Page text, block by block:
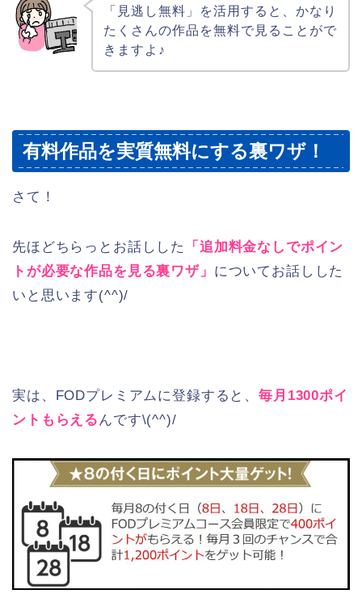
「見逃し無料」を活用すると、かなり
たくさんの作品を無料で見ることがで
きますよ♪
有料作品を実質無料にする裏ワザ！
さて！
先ほどちらっとお話しした
「追加料金なしでポイン
トが必要な作品を見る裏ワザ」 についてお話しした
いと思います(^^)/
実は、FODプレミアムに登録すると、毎月1300ポイ
ントもらえるんです\(^^)/